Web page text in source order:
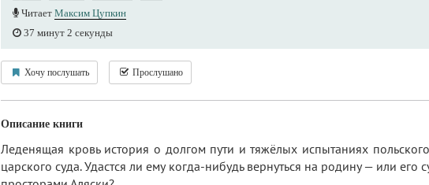
Читает Максим Цупкин
37 минут 2 секунды
Хочу послушать Прослушано
Описание книги
Леденящая кровь история о долгом пути и тяжёлых испытаниях
царского суда. Удастся ли ему когда-нибудь вернуться на родину — или